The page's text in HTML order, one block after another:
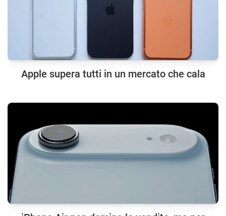
Apple supera tutti in un mercato che cala